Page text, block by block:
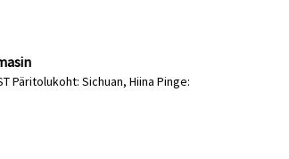
Päritolukoht: Sichuan, Hiina Pinge: